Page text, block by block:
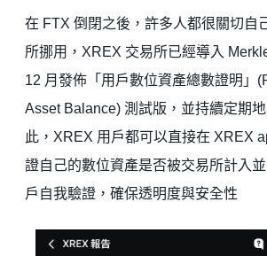
在 FTX 倒閉之後，許多人都很關切自
所挪用，XREX 交易所已經導入
12 月發佈「用戶數位資產總數證明」
Asset Balance) 測試版，並持續定期
此，XREX 用戶都可以直接在 XREX
證自己的數位資產是否被交易所計入
戶自我驗證，確保透明度與安全性